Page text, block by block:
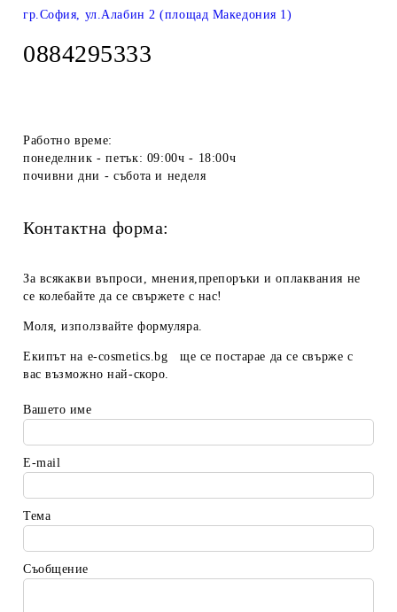
гр.София, ул.Алабин 2 (площад Македония 1)
0884295333
Работно време:
понеделник - петък: 09:00ч - 18:00ч
почивни дни - събота и неделя
Контактна форма:
За всякакви въпроси, мнения,препоръки и оплаквания не
се колебайте да се свържете с нас!
Моля, използвайте формуляра.
Екипът на e-cosmetics.bg
ще се постарае да се свърже с
вас възможно най-скоро.
Вашето име
E-mail
Тема
Съобщение